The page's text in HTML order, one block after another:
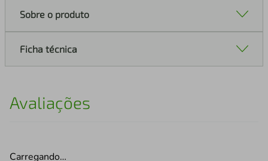
Sobre o produto
Ficha técnica
Avaliações
Carregando…